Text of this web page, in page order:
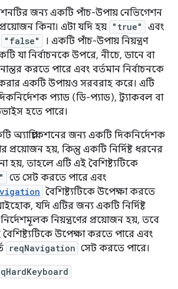
জন্য একটি পাঁচ-উপায় নেভিগেশন
প্রয়োজন কিনা। এটা যদি হয় "true"
এবং
"false"
। একটি পাঁচ-উপায় নিয়ন্ত্রণ
যা নির্বাচনকে উপরে, নীচে, ডানে বা
করতে পারে এবং বর্তমান নির্বাচনকে
একটি উপায়ও সরবরাহ করে। এটি
প্যাড (ডি-প্যাড), ট্র্যাকবল বা
হতে পারে।
অ্যাপ্লিকেশনের জন্য একটি দিকনির্দেশক
প্রয়োজন হয়, কিন্তু একটি নির্দিষ্ট ধরনের
না হয়, তাহলে এটি এই বৈশিষ্ট্যটিকে
তে সেট করতে পারে এবং
বৈশিষ্ট্যটিকে উপেক্ষা করতে
যদি এটির জন্য একটি নির্দিষ্ট
নিয়ন্ত্রণের প্রয়োজন হয়, তবে
উপেক্ষা করতে পারে এবং
reqNavigation সেট করতে পারে।